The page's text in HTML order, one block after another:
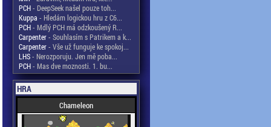
PCH- DeepSeek našel pouze toh...
Kuppa - Hledám logickou hru z C6...
PCH- Mdlý PCH má odzkoušený R...
Carpenter- Souhlasím s Patrikem a k...
Carpenter- Vše už funguje ke spokoj...
LHS- Nerozporuju. Jen mě poba...
PCH- Mas dve moznosti. 1. bu...
HRA
Chameleon